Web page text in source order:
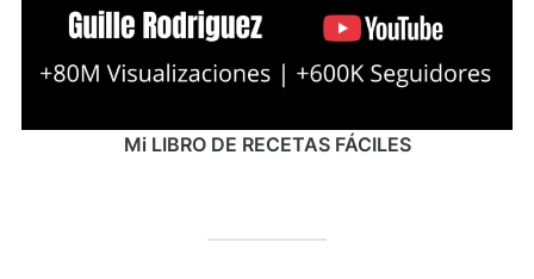
Mi LIBRO DE RECETAS FÁCILES